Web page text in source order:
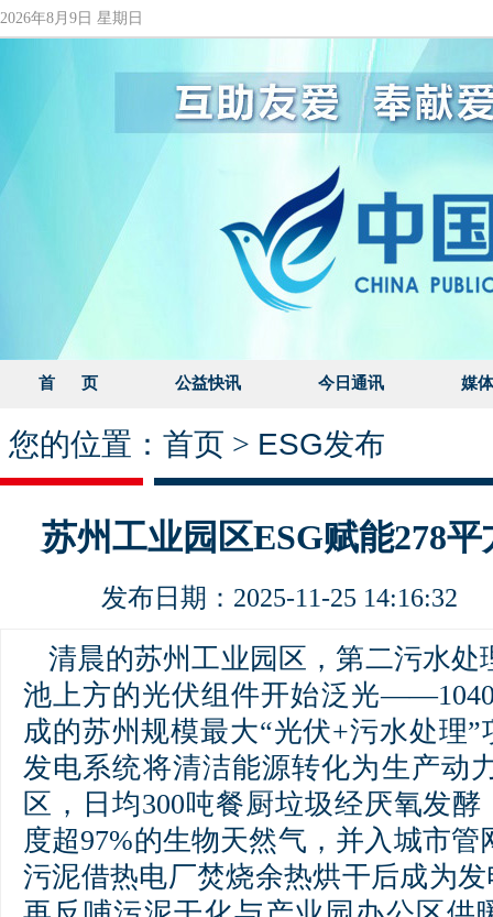
2026年8月9日 星期日
首 页 公益快讯 今日通讯 媒
您的位置： 首页 > ESG发布
苏州工业园区ESG赋能278
发布日期：2025-11-25
清晨的苏州工业园区，第二污水处
池上方的光伏组件开始泛光
成的苏州规模最大“光伏+污水处理
发电系统将清洁能源转化为生产动
区，日均300吨餐厨垃圾经厌氧发
度超97%的生物天然气，并入城市
污泥借热电厂焚烧余热烘干后成为